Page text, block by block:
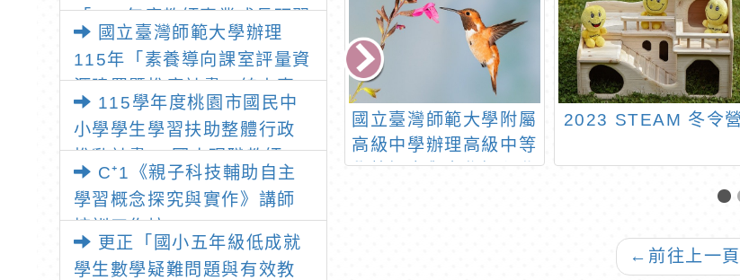
「115年度教師專業成長研習
—「夢的N次方」實踐家論壇
（中區臺中場）」
國立臺灣師範大學辦理
115年「素養導向課室評量資
源建置暨推廣計畫」線上專
題講座之報名資訊
115學年度桃園市國民中
小學學生學習扶助整體行政
推動計畫 —國小現職教師8
小時認證研習
C⁺1《親子科技輔助自主
學習概念探究與實作》講師
培訓工作坊
更正「國小五年級低成就
學生數學疑難問題與有效教
南文化嘉年
國立臺灣工藝研究發展
中心辦理115年工藝校
園扎根教案發展計畫-
「工藝入校。藝創教
案」活動簡章
國立臺灣師範大學附屬
高級中學辦理高級中等
學校探究與實作課程北
2023 STEAM 冬令營
← 前往上一頁